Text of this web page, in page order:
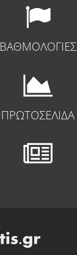
ΒΑΘΜΟΛΟΓΙΕΣ
ΠΡΩΤΟΣΕΛΙΔΑ